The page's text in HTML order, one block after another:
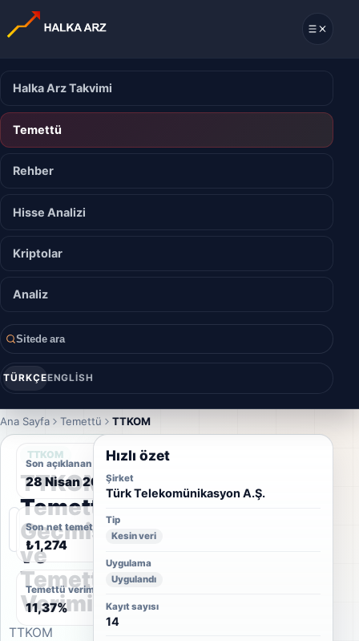
Halka Arz Takvimi
Temettü
Rehber
Hisse Analizi
Kriptolar
Analiz
Sitede ara
TÜRKÇEENGLISH
Ana Sayfa Temettü TTKOM
TTKOM
TTKOM
Temettü
Geçmişi
ve
Temettü
Verimi
TTKOM
Son açıklanan temettü tarihi
28 Nisan 2022
Son net temettü
₺1,274
Temettü verimi
11,37%
Hızlı özet
Şirket
Türk Telekomünikasyon A.Ş.
Tip
Kesin veri
Uygulama
Uygulandı
Kayıt sayısı
14